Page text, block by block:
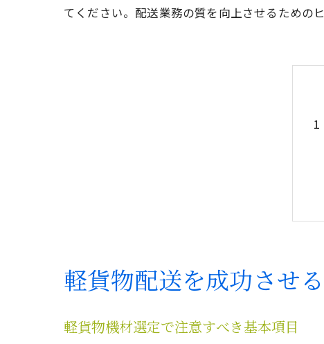
てください。配送業務の質を向上させるための
軽貨物配送を成功させ
軽貨物機材選定で注意すべき基本項目